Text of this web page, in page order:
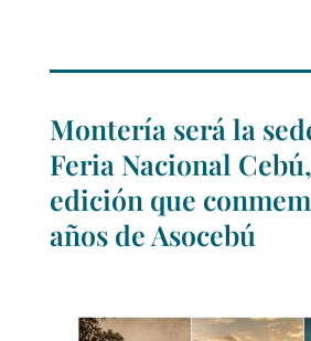
Montería será la
Feria Nacional
edición que
años de Asocebú